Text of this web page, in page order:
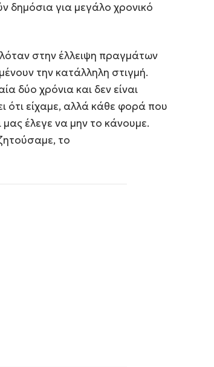
δημόσια για μεγάλο χρονικό
στην έλλειψη πραγμάτων
την κατάλληλη στιγμή.
δύο χρόνια και δεν είναι
ότι είχαμε, αλλά κάθε φορά που
έλεγε να μην το κάνουμε.
το